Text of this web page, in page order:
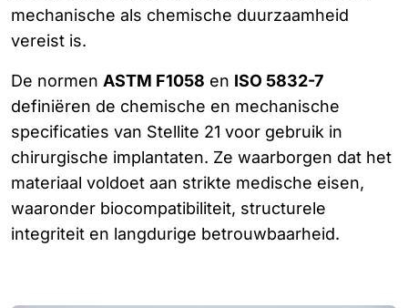
mechanische als chemische duurzaamheid
vereist is.
De normen ASTM F1058 en ISO 5832-7
definiëren de chemische en mechanische
specificaties van Stellite 21 voor gebruik in
chirurgische implantaten. Ze waarborgen dat het
materiaal voldoet aan strikte medische eisen,
waaronder biocompatibiliteit, structurele
integriteit en langdurige betrouwbaarheid.